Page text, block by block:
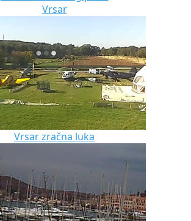
Vrsar
Vrsar zračna luka